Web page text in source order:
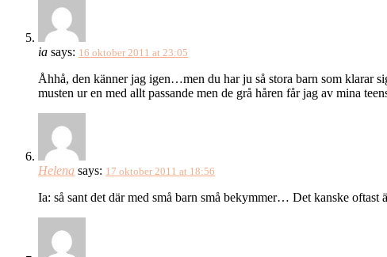
ia says: 16 oktober 2011 at 23:05
Åhhå, den känner jag igen…men du har ju så stora barn som klarar
musten ur en med allt passande men de grå håren får jag av mina
Helena says: 17 oktober 2011 at 18:56
Ia: så sant det där med små barn små bekymmer… Det kanske